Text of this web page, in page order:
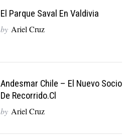
El Parque Saval En Valdivia
by Ariel Cruz
Andesmar Chile – El Nuevo Socio
De Recorrido.cl
by Ariel Cruz